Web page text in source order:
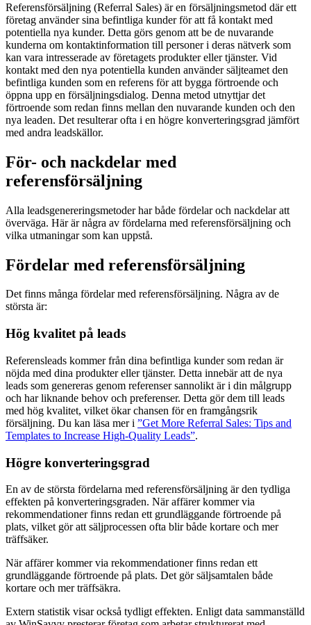
Referensförsäljning (Referral Sales) är en försäljningsmetod där ett
företag använder sina befintliga kunder för att få kontakt med
potentiella nya kunder. Detta görs genom att be de nuvarande
kunderna om kontaktinformation till personer i deras nätverk som
kan vara intresserade av företagets produkter eller tjänster. Vid
kontakt med den nya potentiella kunden använder säljteamet den
befintliga kunden som en referens för att bygga förtroende och
öppna upp en försäljningsdialog. Denna metod utnyttjar det
förtroende som redan finns mellan den nuvarande kunden och den
nya leaden. Det resulterar ofta i en högre konverteringsgrad jämfört
med andra leadskällor.
För- och nackdelar med
referensförsäljning
Alla leadsgenereringsmetoder har både fördelar och nackdelar att
överväga. Här är några av fördelarna med referensförsäljning och
vilka utmaningar som kan uppstå.
Fördelar med referensförsäljning
Det finns många fördelar med referensförsäljning. Några av de
största är:
Hög kvalitet på leads
Referensleads kommer från dina befintliga kunder som redan är
nöjda med dina produkter eller tjänster. Detta innebär att de nya
leads som genereras genom referenser sannolikt är i din målgrupp
och har liknande behov och preferenser. Detta gör dem till leads
med hög kvalitet, vilket ökar chansen för en framgångsrik
försäljning. Du kan läsa mer i ”Get More Referral Sales: Tips and
Templates to Increase High-Quality Leads”.
Högre konverteringsgrad
En av de största fördelarna med referensförsäljning är den tydliga
effekten på konverteringsgraden. När affärer kommer via
rekommendationer finns redan ett grundläggande förtroende på
plats, vilket gör att säljprocessen ofta blir både kortare och mer
träffsäker.
När affärer kommer via rekommendationer finns redan ett
grundläggande förtroende på plats. Det gör säljsamtalen både
kortare och mer träffsäkra.
Extern statistik visar också tydligt effekten. Enligt data sammanställd